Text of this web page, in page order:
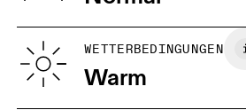
GRÖSSENRATGEBER -
BRUSTUMFAN
G
Auf Links waschen
Türkei
WETTERBEDINGUNGEN
Warm